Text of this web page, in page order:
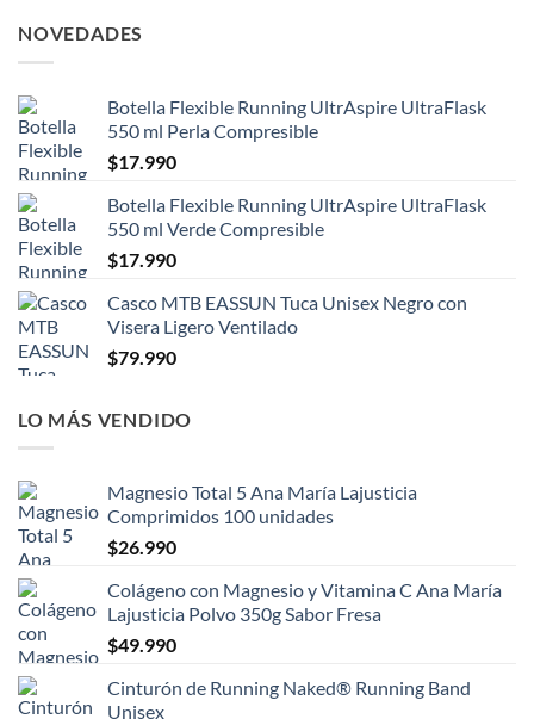
NOVEDADES
Botella Flexible Running UltrAspire UltraFlask
550 ml Perla Compresible
$17.990
Botella Flexible Running UltrAspire UltraFlask
550 ml Verde Compresible
$17.990
Casco MTB EASSUN Tuca Unisex Negro con
Visera Ligero Ventilado
$79.990
LO MÁS VENDIDO
Magnesio Total 5 Ana María Lajusticia
Comprimidos 100 unidades
$26.990
Colágeno con Magnesio y Vitamina C Ana María
Lajusticia Polvo 350g Sabor Fresa
$49.990
Cinturón de Running Naked® Running Band
Unisex